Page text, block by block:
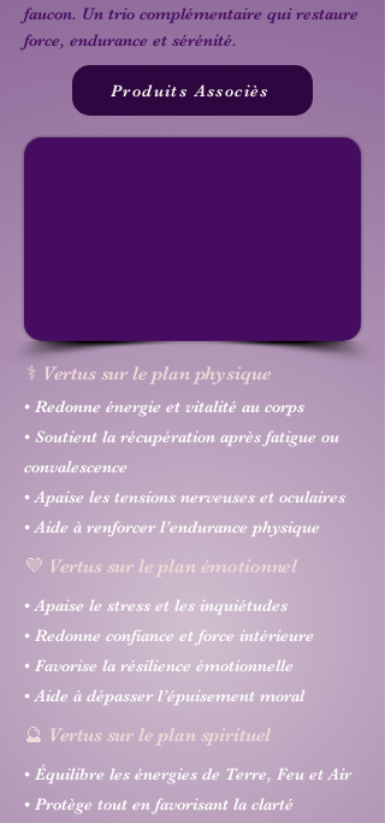
faucon. Un trio complémentaire qui restaure
force, endurance et sérénité.
Produits Associès
⚕️ Vertus sur le plan physique
• Redonne énergie et vitalité au corps
• Soutient la récupération après fatigue ou
convalescence
• Apaise les tensions nerveuses et oculaires
• Aide à renforcer l’endurance physique
💜 Vertus sur le plan émotionnel
• Apaise le stress et les inquiétudes
• Redonne confiance et force intérieure
• Favorise la résilience émotionnelle
• Aide à dépasser l’épuisement moral
🔮 Vertus sur le plan spirituel
• Équilibre les énergies de Terre, Feu et Air
• Protège tout en favorisant la clarté